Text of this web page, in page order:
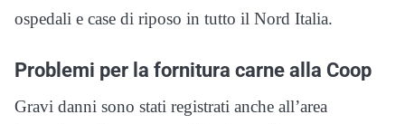
ospedali e case di riposo in tutto il Nord Italia.
Problemi per la fornitura carne alla Coop
Gravi danni sono stati registrati anche all’area